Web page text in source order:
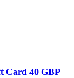
Card 40 GBP